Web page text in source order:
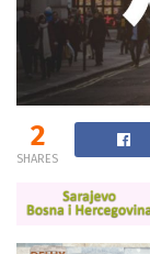
2
SHARES